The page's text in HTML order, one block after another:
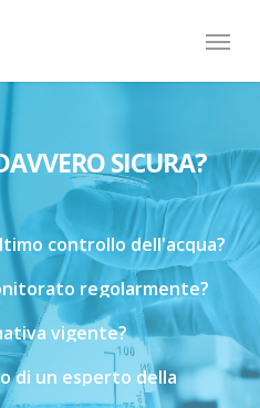
Menu
SICURA?
controllo dell'acqua?
regolarmente?
vigente?
di un esperto della